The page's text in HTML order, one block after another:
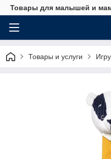
Товары для малышей и
Товары и услуги